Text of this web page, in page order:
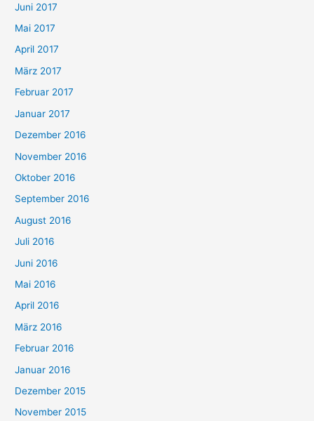
Juni 2017
Mai 2017
April 2017
März 2017
Februar 2017
Januar 2017
Dezember 2016
November 2016
Oktober 2016
September 2016
August 2016
Juli 2016
Juni 2016
Mai 2016
April 2016
März 2016
Februar 2016
Januar 2016
Dezember 2015
November 2015